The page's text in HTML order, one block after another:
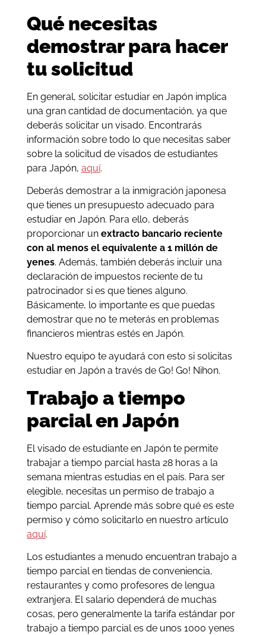
Qué necesitas
demostrar para hacer
tu solicitud
En general, solicitar estudiar en Japón implica
una gran cantidad de documentación, ya que
deberás solicitar un visado. Encontrarás
información sobre todo lo que necesitas saber
sobre la solicitud de visados de estudiantes
para Japón, aquí.
Deberás demostrar a la inmigración japonesa
que tienes un presupuesto adecuado para
estudiar en Japón. Para ello, deberás
proporcionar un extracto bancario reciente
con al menos el equivalente a 1 millón de
yenes. Además, también deberás incluir una
declaración de impuestos reciente de tu
patrocinador si es que tienes alguno.
Básicamente, lo importante es que puedas
demostrar que no te meterás en problemas
financieros mientras estés en Japón.
Nuestro equipo te ayudará con esto si solicitas
estudiar en Japón a través de Go! Go! Nihon.
Trabajo a tiempo
parcial en Japón
El visado de estudiante en Japón te permite
trabajar a tiempo parcial hasta 28 horas a la
semana mientras estudias en el país. Para ser
elegible, necesitas un permiso de trabajo a
tiempo parcial. Aprende más sobre qué es este
permiso y cómo solicitarlo en nuestro artículo
aquí.
Los estudiantes a menudo encuentran trabajo a
tiempo parcial en tiendas de conveniencia,
restaurantes y como profesores de lengua
extranjera. El salario dependerá de muchas
cosas, pero generalmente la tarifa estándar por
trabajo a tiempo parcial es de unos 1000 yenes